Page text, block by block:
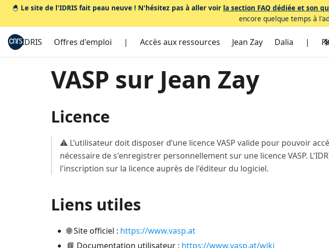
🐣 Le site de l'IDRIS fait peau neuve ! N'hésitez pas à aller voir la section FAQ dédiée et son
encore quelque temps à
IDRIS Offres d'emploi | Accès aux ressources Jean Zay Dalia |
VASP sur Jean Zay
Licence
⚠️ L’utilisateur doit disposer d’une licence VASP valide pour pouvoir
nécessaire de s'enregistrer personnellement sur une licence VASP.
l'inscription sur la licence auprès de l'éditeur du logiciel.
Liens utiles
🌐 Site officiel : https://www.vasp.at
📘 Documentation utilisateur : https://www.vasp.at/wiki